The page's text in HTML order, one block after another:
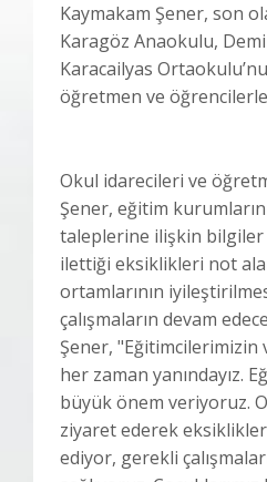
Kaymakam Şener, son
Karagöz Anaokulu,
Karacailyas
öğretmen ve
Okul idarecileri ve
Şener, eğitim
taleplerine ilişkin bilgiler
ilettiği eksiklikleri not
ortamlarının
çalışmaların devam
Şener, "Eğitimcilerimizin
her zaman yanındayız.
büyük önem veriyoruz.
ziyaret ederek
ediyor, gerekli